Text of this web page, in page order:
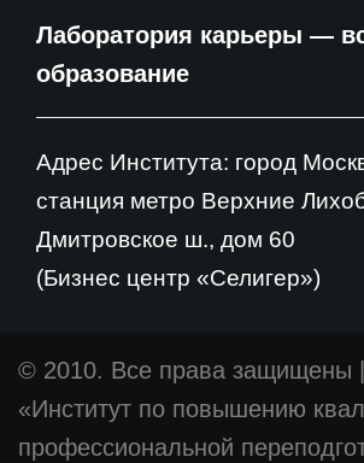
Лаборатория карьеры —
образование
Адрес Института: город
станция метро Верхние
Дмитровское ш., дом 60
(Бизнес центр «Селигер»)
© 2010. Все права защищены
«Институт по повышению
профессиональной